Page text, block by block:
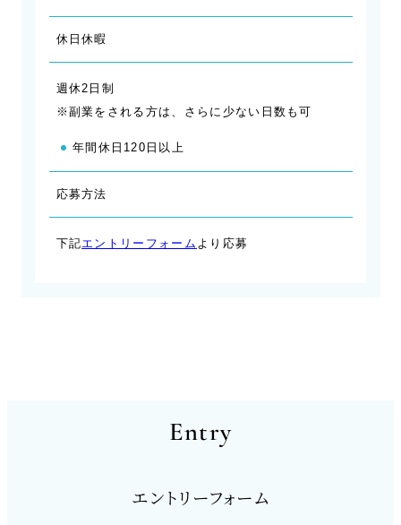
休日休暇
週休2日制
※副業をされる方は、さらに少ない日数も可
年間休日120日以上
応募方法
下記エントリーフォーム より応募
Entry
エントリーフォーム
Entry